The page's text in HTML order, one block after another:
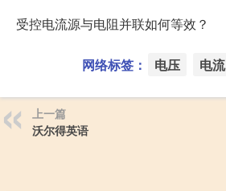
受控电流源与电阻并联如何等效？
网络标签： 电压 电流
上一篇
沃尔得英语